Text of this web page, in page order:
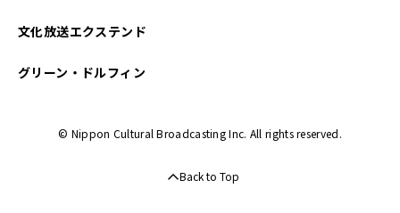
文化放送エクステンド
グリーン・ドルフィン
© Nippon Cultural Broadcasting Inc. All rights reserved.
Back to Top